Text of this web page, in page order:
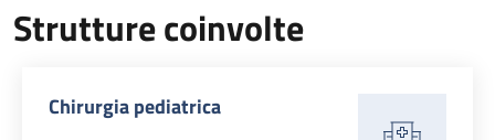
Strutture coinvolte
Chirurgia pediatrica